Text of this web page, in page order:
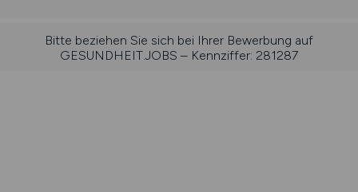
Bitte beziehen Sie sich bei Ihrer Bewerbung auf
GESUNDHEIT.JOBS – Kennziffer: 281287